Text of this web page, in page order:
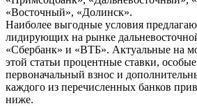
«Восточный», «Долинск».
Наиболее выгодные условия
лидирующих на рынке
«Сбербанк» и «ВТБ». Актуальные на
этой статьи процентные ставки,
первоначальный взнос и
каждого из перечисленных банков
ниже.